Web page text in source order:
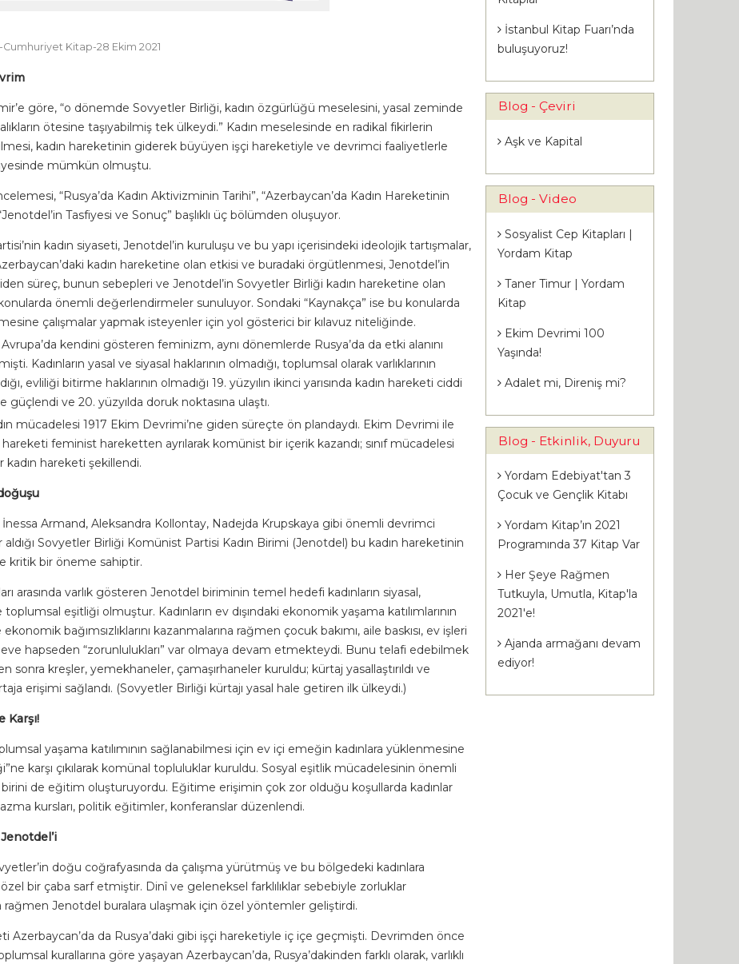
Kitap-28 Ekim 2021
göre, “o dönemde Sovyetler Birliği, kadın özgürlüğü meselesini, yasal zeminde
ötesine taşıyabilmiş tek ülkeydi.” Kadın meselesinde en radikal fikirlerin
kadın hareketinin giderek büyüyen işçi hareketiyle ve devrimci faaliyetlerle
mümkün olmuştu.
“Rusya’da Kadın Aktivizminin Tarihi”, “Azerbaycan’da Kadın Hareketinin
Tasfiyesi ve Sonuç” başlıklı üç bölümden oluşuyor.
kadın siyaseti, Jenotdel’in kuruluşu ve bu yapı içerisindeki ideolojik tartışmalar,
kadın hareketine olan etkisi ve buradaki örgütlenmesi, Jenotdel’in
süreç, bunun sebepleri ve Jenotdel’in Sovyetler Birliği kadın hareketine olan
konularda önemli değerlendirmeler sunuluyor. Sondaki “Kaynakça” ise bu konularda
çalışmalar yapmak isteyenler için yol gösterici bir kılavuz niteliğinde.
Avrupa’da kendini gösteren feminizm, aynı dönemlerde Rusya’da da etki alanını
Kadınların yasal ve siyasal haklarının olmadığı, toplumsal olarak varlıklarının
evliliği bitirme haklarının olmadığı 19. yüzyılın ikinci yarısında kadın hareketi ciddi
güçlendi ve 20. yüzyılda doruk noktasına ulaştı.
mücadelesi 1917 Ekim Devrimi’ne giden süreçte ön plandaydı. Ekim Devrimi ile
hareketi feminist hareketten ayrılarak komünist bir içerik kazandı; sınıf mücadelesi
hareketi şekillendi.
Armand, Aleksandra Kollontay, Nadejda Krupskaya gibi önemli devrimci
aldığı Sovyetler Birliği Komünist Partisi Kadın Birimi (Jenotdel) bu kadın hareketinin
kritik bir öneme sahiptir.
arasında varlık gösteren Jenotdel biriminin temel hedefi kadınların siyasal,
eşitliği olmuştur. Kadınların ev dışındaki ekonomik yaşama katılımlarının
bağımsızlıklarını kazanmalarına rağmen çocuk bakımı, aile baskısı, ev işleri
eve hapseden “zorunlulukları” var olmaya devam etmekteydi. Bunu telafi edebilmek
sonra kreşler, yemekhaneler, çamaşırhaneler kuruldu; kürtaj yasallaştırıldı ve
erişimi sağlandı. (Sovyetler Birliği kürtajı yasal hale getiren ilk ülkeydi.)
Karşı!
yaşama katılımının sağlanabilmesi için ev içi emeğin kadınlara yüklenmesine
karşı çıkılarak komünal topluluklar kuruldu. Sosyal eşitlik mücadelesinin önemli
birini de eğitim oluşturuyordu. Eğitime erişimin çok zor olduğu koşullarda kadınlar
kursları, politik eğitimler, konferanslar düzenlendi.
doğu coğrafyasında da çalışma yürütmüş ve bu bölgedeki kadınlara
bir çaba sarf etmiştir. Dinî ve geleneksel farklılıklar sebebiyle zorluklar
rağmen Jenotdel buralara ulaşmak için özel yöntemler geliştirdi.
Azerbaycan’da da Rusya’daki gibi işçi hareketiyle iç içe geçmişti. Devrimden önce
kurallarına göre yaşayan Azerbaycan’da, Rusya’dakinden farklı olarak, varlıklı
İstanbul Kitap Fuarı’nda
buluşuyoruz!
Blog - Çeviri
Aşk ve Kapital
Blog - Video
Sosyalist Cep Kitapları |
Yordam Kitap
Taner Timur | Yordam
Kitap
Ekim Devrimi 100
Yaşında!
Adalet mi, Direniş mi?
Blog - Etkinlik, Duyuru
Yordam Edebiyat'tan 3
Çocuk ve Gençlik Kitabı
Yordam Kitap’ın 2021
Programında 37 Kitap Var
Her Şeye Rağmen
Tutkuyla, Umutla, Kitap'la
2021'e!
Ajanda armağanı devam
ediyor!